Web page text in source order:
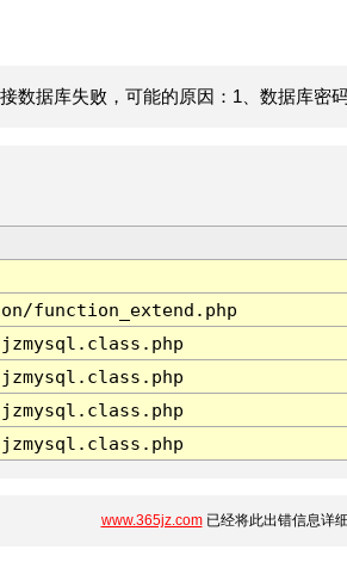
数据库失败，可能的原因：1、数据库密
function_extend.php
www.365jz.com已经将此出错信息详